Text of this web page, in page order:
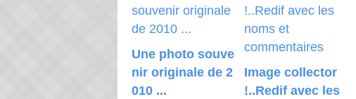
Une photo souve
nir originale de 2
010 ...
Image collector
!..Redif avec les